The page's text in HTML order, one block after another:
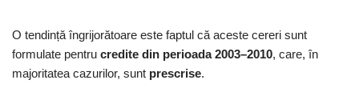
O tendință îngrijorătoare este faptul că aceste cereri sunt
formulate pentru credite din perioada 2003–2010, care, în
majoritatea cazurilor, sunt prescrise.